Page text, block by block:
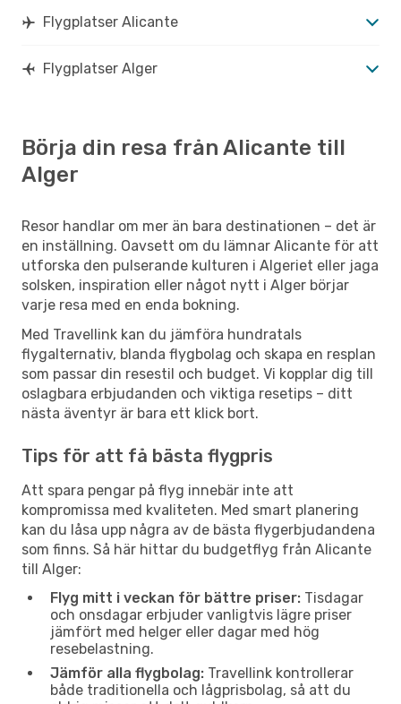
Flygplatser Alicante
Flygplatser Alger
Börja din resa från Alicante till
Alger
Resor handlar om mer än bara destinationen – det är
en inställning. Oavsett om du lämnar Alicante för att
utforska den pulserande kulturen i Algeriet eller jaga
solsken, inspiration eller något nytt i Alger börjar
varje resa med en enda bokning.
Med Travellink kan du jämföra hundratals
flygalternativ, blanda flygbolag och skapa en resplan
som passar din resestil och budget. Vi kopplar dig till
oslagbara erbjudanden och viktiga resetips – ditt
nästa äventyr är bara ett klick bort.
Tips för att få bästa flygpris
Att spara pengar på flyg innebär inte att
kompromissa med kvaliteten. Med smart planering
kan du låsa upp några av de bästa flygerbjudandena
som finns. Så här hittar du budgetflyg från Alicante
till Alger:
Flyg mitt i veckan för bättre priser: Tisdagar
och onsdagar erbjuder vanligtvis lägre priser
jämfört med helger eller dagar med hög
resebelastning.
Jämför alla flygbolag: Travellink kontrollerar
både traditionella och lågprisbolag, så att du